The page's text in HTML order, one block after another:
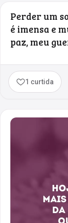
Perder um
é imensa e
paz, meu
1 curtida